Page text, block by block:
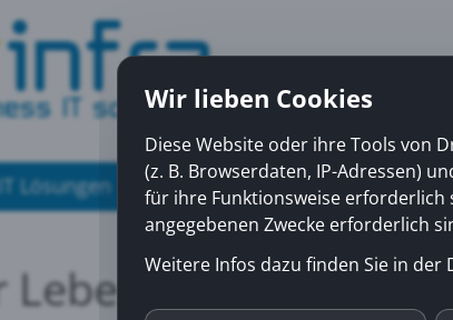
IT Lösungen Managed Services Erfolge
Lebenszyklus von
Wir lieben Cookies
Diese Website oder ihre Tools von
(z. B. Browserdaten, IP-Adressen)
für ihre Funktionsweise erforderlich
angegebenen Zwecke erforderlich
Weitere Infos dazu finden Sie in der